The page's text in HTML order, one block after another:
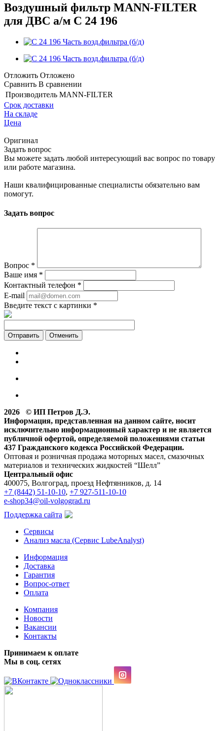
Воздушный фильтр MANN-FILTER
для ДВС а/м C 24 196
Отложить Отложено
Сравнить В сравнении
Производитель MANN-FILTER
Срок доставки
На складе
Цена
Оригинал
Задать вопрос
Вы можете задать любой интересующий вас вопрос по товару
или работе магазина.
Наши квалифицированные специалисты обязательно вам
помогут.
Задать вопрос
Вопрос *
Ваше имя *
Контактный телефон *
E-mail
Введите текст с картинки *
Отменить
2026 © ИП Петров Д.Э.
Информация, представленная на данном сайте, носит
исключительно информационный характер и не является
публичной офертой, определяемой положениями статьи
437 Гражданского кодекса Российской Федерации.
Оптовая и розничная продажа моторных масел, смазочных
материалов и технических жидкостей “Шелл”
Центральный офис
400075, Волгоград, проезд Нефтянников, д. 14
+7 (8442) 51-10-10, +7 927-511-10-10
e-shop34@oil-volgograd.ru
Поддержка сайта
Сервисы
Анализ масла (Сервис LubeAnalyst)
Информация
Доставка
Гарантия
Вопрос-ответ
Оплата
Компания
Новости
Вакансии
Контакты
Принимаем к оплате
Мы в соц. сетях